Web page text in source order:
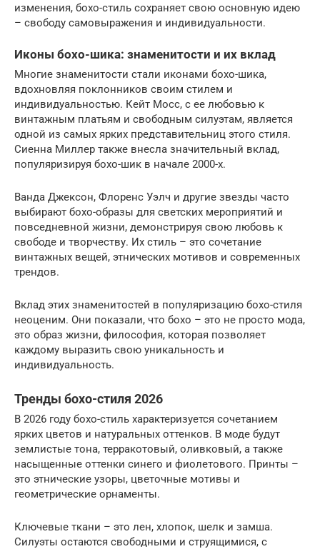
изменения, бохо-стиль сохраняет свою основную идею
– свободу самовыражения и индивидуальности.
Иконы бохо-шика: знаменитости и их вклад
Многие знаменитости стали иконами бохо-шика,
вдохновляя поклонников своим стилем и
индивидуальностью. Кейт Мосс, с ее любовью к
винтажным платьям и свободным силуэтам, является
одной из самых ярких представительниц этого стиля.
Сиенна Миллер также внесла значительный вклад,
популяризируя бохо-шик в начале 2000-х.
Ванда Джексон, Флоренс Уэлч и другие звезды часто
выбирают бохо-образы для светских мероприятий и
повседневной жизни, демонстрируя свою любовь к
свободе и творчеству. Их стиль – это сочетание
винтажных вещей, этнических мотивов и современных
трендов.
Вклад этих знаменитостей в популяризацию бохо-стиля
неоценим. Они показали, что бохо – это не просто мода,
это образ жизни, философия, которая позволяет
каждому выразить свою уникальность и
индивидуальность.
Тренды бохо-стиля 2026
В 2026 году бохо-стиль характеризуется сочетанием
ярких цветов и натуральных оттенков. В моде будут
землистые тона, терракотовый, оливковый, а также
насыщенные оттенки синего и фиолетового. Принты –
это этнические узоры, цветочные мотивы и
геометрические орнаменты.
Ключевые ткани – это лен, хлопок, шелк и замша.
Силуэты остаются свободными и струящимися, с